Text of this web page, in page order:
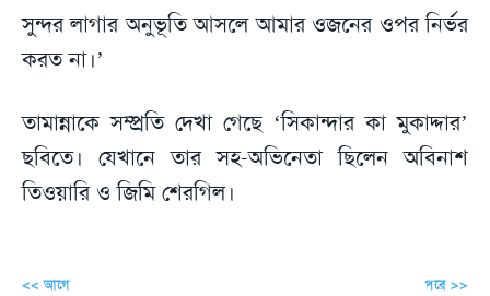
সুন্দর লাগার অনুভূতি আসলে আমার ওজনের ওপর নির্ভর
করত না।’
তামান্নাকে সম্প্রতি দেখা গেছে ‘সিকান্দার কা মুকাদ্দার’
ছবিতে। যেখানে তার সহ-অভিনেতা ছিলেন অবিনাশ
তিওয়ারি ও জিমি শেরগিল।
<< আগে পরে >>